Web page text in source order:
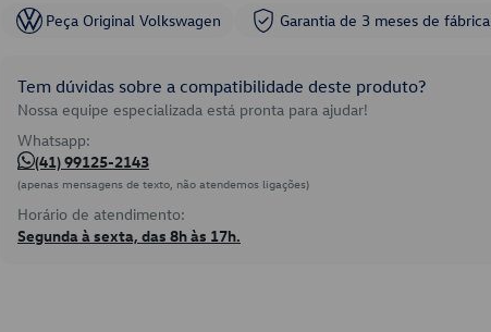
Peça Original Volkswagen Garantia de 3 meses de fábrica
Tem dúvidas sobre a compatibilidade deste produto?
Nossa equipe especializada está pronta para ajudar!
Whatsapp:
(41) 99125-2143
(apenas mensagens de texto, não atendemos ligações)
Horário de atendimento:
Segunda à sexta, das 8h às 17h.